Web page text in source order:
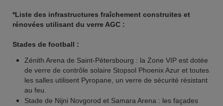
*Liste des infrastructures fraîchement construites et
rénovées utilisant du verre AGC :
Stades de football :
Zénith Arena de Saint-Pétersbourg : la Zone VIP est dotée
de verre de contrôle solaire Stopsol Phoenix Azur et toutes
les salles utilisent Pyropane, un verre de sécurité résistant
au feu.
Stade de Nijni Novgorod et Samara Arena : les façades